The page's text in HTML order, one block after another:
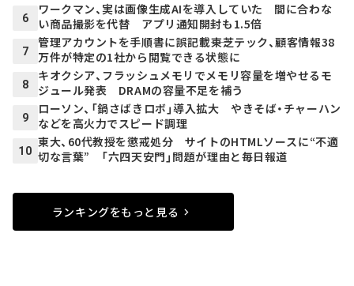
6
ワークマン、実は画像生成AIを導入していた 間に合わな
い商品撮影を代替 アプリ通知開封も1.5倍
7
管理アカウントを手順書に誤記載――東芝テック、顧客情報38
万件が特定の1社から閲覧できる状態に
8
キオクシア、フラッシュメモリでメモリ容量を増やせるモ
ジュール発表 DRAMの容量不足を補う
9
ローソン、「鍋さばきロボ」導入拡大 やきそば・チャーハン
などを高火力でスピード調理
10
東大、60代教授を懲戒処分 サイトのHTMLソースに“不適
切な言葉” 「六四天安門」問題が理由と毎日報道
ランキングをもっと見る